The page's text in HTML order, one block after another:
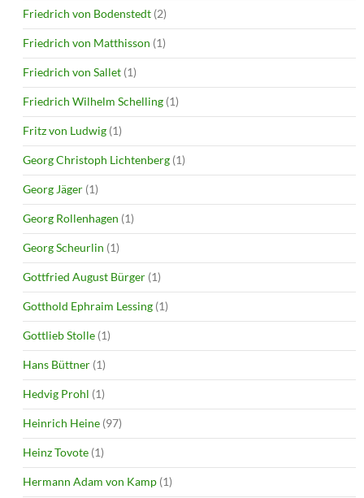
Friedrich von Bodenstedt (2)
Friedrich von Matthisson (1)
Friedrich von Sallet (1)
Friedrich Wilhelm Schelling (1)
Fritz von Ludwig (1)
Georg Christoph Lichtenberg (1)
Georg Jäger (1)
Georg Rollenhagen (1)
Georg Scheurlin (1)
Gottfried August Bürger (1)
Gotthold Ephraim Lessing (1)
Gottlieb Stolle (1)
Hans Büttner (1)
Hedvig Prohl (1)
Heinrich Heine (97)
Heinz Tovote (1)
Hermann Adam von Kamp (1)